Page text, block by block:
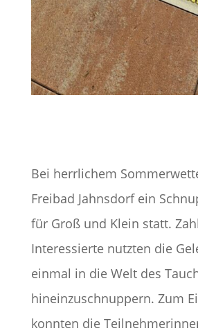
Bei herrlichem
Freibad Jahnsdorf ein
für Groß und Klein statt.
Interessierte nutzten die
einmal in die Welt des
hineinzuschnuppern. Zum
konnten die